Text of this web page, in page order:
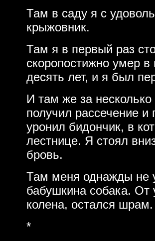
Там в саду я с
крыжовник.
Там я в первый раз
скоропостижно умер
десять лет, и я был
И там же за
получил рассечение и
уронил бидончик, в
лестнице. Я стоял
бровь.
Там меня однажды не
бабушкина собака. От
колена, остался шрам.
*